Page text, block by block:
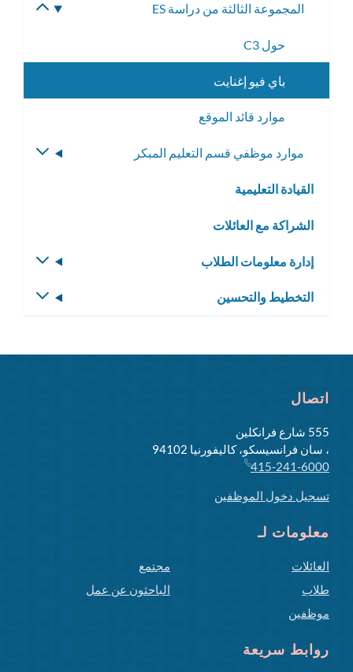
المجموعة الثالثة من دراسة ES
حول C3
باي فيو إغنايت
موارد قائد الموقع
موارد موظفي قسم التعليم المبكر
القيادة التعليمية
الشراكة مع العائلات
إدارة معلومات الطلاب
التخطيط والتحسين
اتصال
555 شارع فرانكلين
، سان فرانسيسكو، كاليفورنيا 94102
415-241-6000
تسجيل دخول الموظفين
معلومات لـ
العائلات
طلاب
موظفين
مجتمع
الباحثون عن عمل
روابط سريعة